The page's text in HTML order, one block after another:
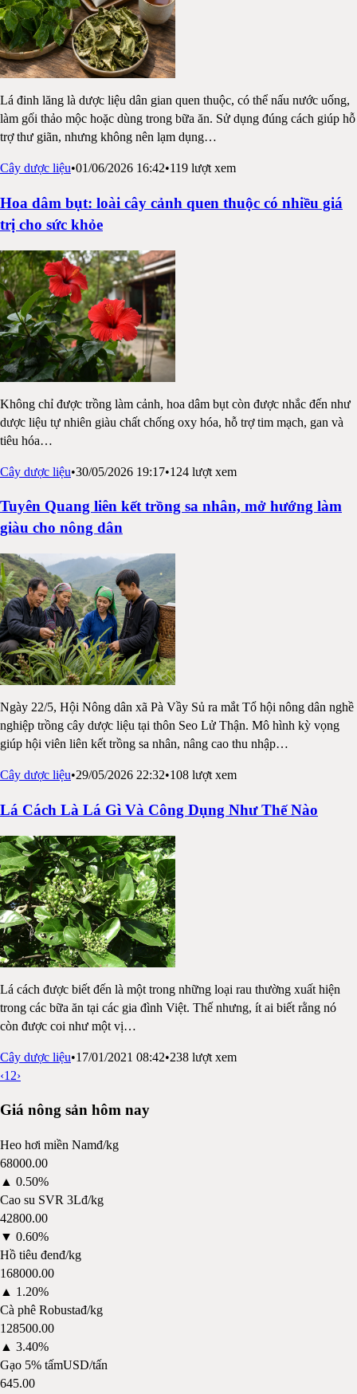
Lá đinh lăng là dược liệu dân gian quen thuộc, có thể nấu nước uống,
làm gối thảo mộc hoặc dùng trong bữa ăn. Sử dụng đúng cách giúp hỗ
trợ thư giãn, nhưng không nên lạm dụng…
Cây dược liệu•01/06/2026 16:42•119 lượt xem
Hoa dâm bụt: loài cây cảnh quen thuộc có nhiều giá
trị cho sức khỏe
Không chỉ được trồng làm cảnh, hoa dâm bụt còn được nhắc đến như
dược liệu tự nhiên giàu chất chống oxy hóa, hỗ trợ tim mạch, gan và
tiêu hóa…
Cây dược liệu•30/05/2026 19:17•124 lượt xem
Tuyên Quang liên kết trồng sa nhân, mở hướng làm
giàu cho nông dân
Ngày 22/5, Hội Nông dân xã Pà Vầy Sủ ra mắt Tổ hội nông dân nghề
nghiệp trồng cây dược liệu tại thôn Seo Lử Thận. Mô hình kỳ vọng
giúp hội viên liên kết trồng sa nhân, nâng cao thu nhập…
Cây dược liệu•29/05/2026 22:32•108 lượt xem
Lá Cách Là Lá Gì Và Công Dụng Như Thế Nào
Lá cách được biết đến là một trong những loại rau thường xuất hiện
trong các bữa ăn tại các gia đình Việt. Thế nhưng, ít ai biết rằng nó
còn được coi như một vị…
Cây dược liệu•17/01/2021 08:42•238 lượt xem
‹1 2›
Giá nông sản hôm nay
Heo hơi miền Namđ/kg
68000.00
▲ 0.50%
Cao su SVR 3Lđ/kg
42800.00
▼ 0.60%
Hồ tiêu đenđ/kg
168000.00
▲ 1.20%
Cà phê Robustađ/kg
128500.00
▲ 3.40%
Gạo 5% tấmUSD/tấn
645.00